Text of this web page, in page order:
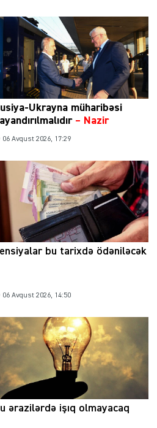
Ukrayna müharibəsi
– Nazir
06 Avqust 2026, 17:29
bu tarixdə ödəniləcək
06 Avqust 2026, 14:50
ərazilərdə işıq olmayacaq
ili və qanunsuz tikintilər:
haradadır?